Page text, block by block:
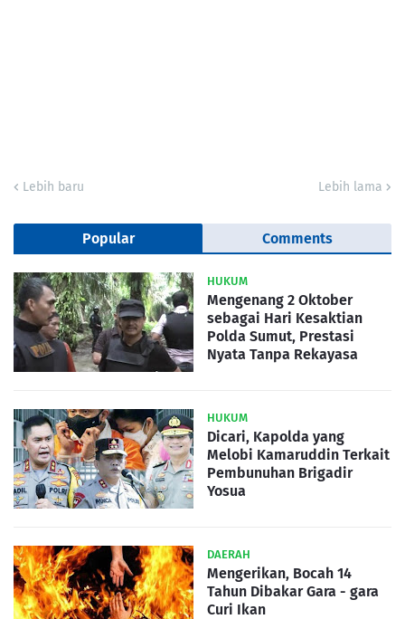
Lebih baru Lebih lama
Popular Comments
HUKUM
Mengenang 2 Oktober
sebagai Hari Kesaktian
Polda Sumut, Prestasi
Nyata Tanpa Rekayasa
HUKUM
Dicari, Kapolda yang
Melobi Kamaruddin Terkait
Pembunuhan Brigadir
Yosua
DAERAH
Mengerikan, Bocah 14
Tahun Dibakar Gara - gara
Curi Ikan